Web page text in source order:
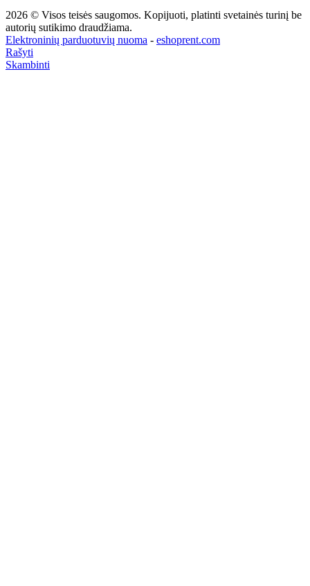
2026 © Visos teisės saugomos. Kopijuoti, platinti svetainės turinį be
autorių sutikimo draudžiama.
Elektroninių parduotuvių nuoma - eshoprent.com
Rašyti
Skambinti